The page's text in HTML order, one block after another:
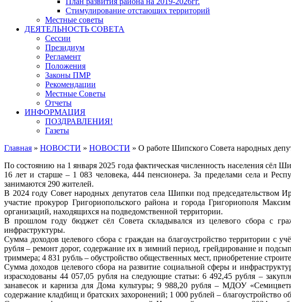
Стимулирование отстающих территорий
Местные советы
ДЕЯТЕЛЬНОСТЬ СОВЕТА
Сессии
Президиум
Регламент
Положения
Законы ПМР
Рекомендации
Местные Советы
Отчеты
ИНФОРМАЦИЯ
ПОЗДРАВЛЕНИЯ!
Газеты
Главная » НОВОСТИ » НОВОСТИ » О работе Шипского Совета народных
По состоянию на 1 января 2025 года фактическая численность населения сёл
16 лет и старше – 1 083 человека, 444 пенсионера. За пределами села и
занимаются 290 жителей.
В 2024 году Совет народных депутатов села Шипки под председательством
участие прокурор Григориопольского района и города Григориополя
организаций, находящихся на подведомственной территории.
В прошлом году бюджет сёл Совета складывался из целевого сбора с
инфраструктуры.
Сумма доходов целевого сбора с граждан на благоустройство территории с
рубля – ремонт дорог, содержание их в зимний период, грейдирование и
триммера; 4 831 рубль – обустройство общественных мест, приобретение
Сумма доходов целевого сбора на развитие социальной сферы и
израсходованы 44 057,05 рубля на следующие статьи: 6 492,45 рубля –
занавесок и карниза для Дома культуры; 9 988,20 рубля – МДОУ
содержание кладбищ и братских захоронений; 1 000 рублей – благоустройство